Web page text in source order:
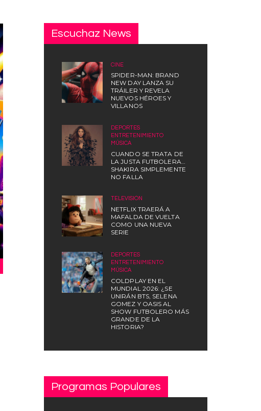
Escuchaz News
CINE
SPIDER-MAN: BRAND
NEW DAY LANZA SU
TRÁILER Y REVELA
NUEVOS HÉROES Y
VILLANOS
DEPORTES
ENTRETENIMIENTO
MÚSICA
CUANDO SE TRATA DE
LA JUSTA FUTBOLERA…
SHAKIRA SIMPLEMENTE
NO FALLA
TELEVISIÓN
NETFLIX TRAERÁ A
MAFALDA DE VUELTA
COMO UNA NUEVA
SERIE
DEPORTES
ENTRETENIMIENTO
MÚSICA
COLDPLAY EN EL
MUNDIAL 2026: ¿SE
UNIRÁN BTS, SELENA
GOMEZ Y OASIS AL
SHOW FUTBOLERO MÁS
GRANDE DE LA
HISTORIA?
Programas Populares